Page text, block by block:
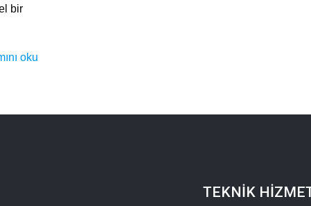
bir
oku
TEKNİK